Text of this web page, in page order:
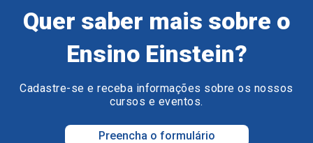
Quer saber mais sobre o
Ensino Einstein?
Cadastre-se e receba informações sobre os nossos
cursos e eventos.
Preencha o formulário